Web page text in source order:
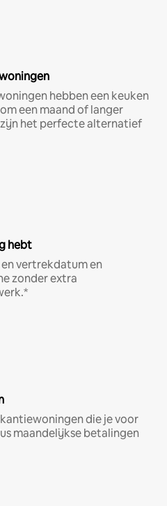
hebben een keuken
een maand of langer
het perfecte alternatief
hebt
vertrekdatum en
zonder extra
die je voor
maandelijkse betalingen